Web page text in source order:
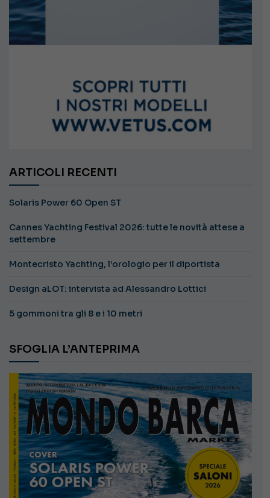
ARTICOLI RECENTI
Solaris Power 60 Open ST
Cannes Yachting Festival 2026: tutte le novità attese a
settembre
Montecristo Yachting, l’orologio per il diportista
Design aLOT: intervista ad Alessandro Lottici
5 gommoni tra gli 8 e i 10 metri
SFOGLIA L’ANTEPRIMA